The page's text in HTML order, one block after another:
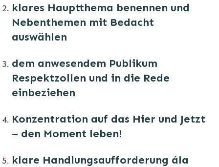
klares Hauptthema benennen und
Nebenthemen mit Bedacht
auswählen
dem anwesendem Publikum
Respektzollen und in die Rede
einbeziehen
Konzentration auf das Hier und Jetzt
– den Moment leben!
klare Handlungsaufforderung ála